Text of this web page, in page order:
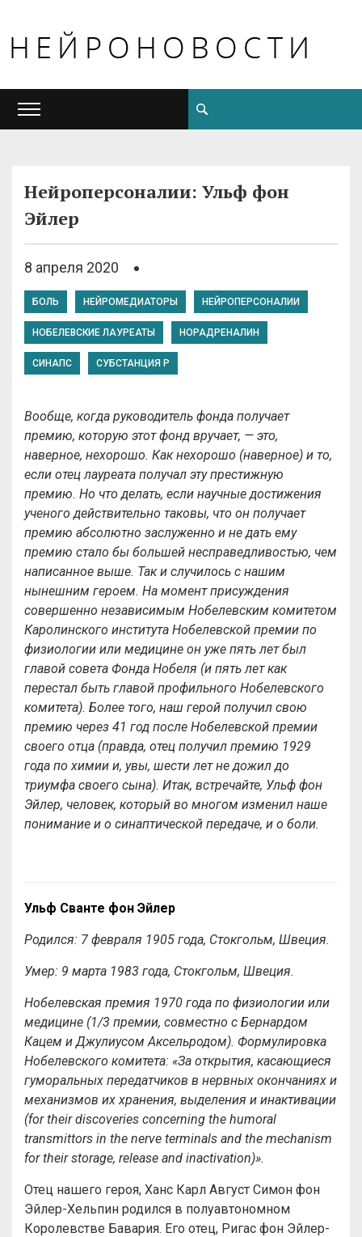
Нейроперсоналии: Ульф фон
Эйлер
8 апреля 2020
БОЛЬ НЕЙРОМЕДИАТОРЫ НЕЙРОПЕРСОНАЛИИ
НОБЕЛЕВСКИЕ ЛАУРЕАТЫ НОРАДРЕНАЛИН
СИНАПС СУБСТАНЦИЯ P
Вообще, когда руководитель фонда получает
премию, которую этот фонд вручает, — это,
наверное, нехорошо. Как нехорошо (наверное) и то,
если отец лауреата получал эту престижную
премию. Но что делать, если научные достижения
ученого действительно таковы, что он получает
премию абсолютно заслуженно и не дать ему
премию стало бы большей несправедливостью, чем
написанное выше. Так и случилось с нашим
нынешним героем. На момент присуждения
совершенно независимым Нобелевским комитетом
Каролинского института Нобелевской премии по
физиологии или медицине он уже пять лет был
главой совета Фонда Нобеля (и пять лет как
перестал быть главой профильного Нобелевского
комитета). Более того, наш герой получил свою
премию через 41 год после Нобелевской премии
своего отца (правда, отец получил премию 1929
года по химии и, увы, шести лет не дожил до
триумфа своего сына). Итак, встречайте, Ульф фон
Эйлер, человек, который во многом изменил наше
понимание и о синаптической передаче, и о боли.
Ульф Сванте фон Эйлер
Родился: 7 февраля 1905 года, Стокгольм, Швеция.
Умер: 9 марта 1983 года, Стокгольм, Швеция.
Нобелевская премия 1970 года по физиологии или
медицине (1/3 премии, совместно с Бернардом
Кацем и Джулиусом Аксельродом). Формулировка
Нобелевского комитета: «За открытия, касающиеся
гуморальных передатчиков в нервных окончаниях и
механизмов их хранения, выделения и инактивации
(for their discoveries concerning the humoral
transmittors in the nerve terminals and the mechanism
for their storage, release and inactivation)».
Отец нашего героя, Ханс Карл Август Симон фон
Эйлер-Хельпин родился в полуавтономном
Королевстве Бавария. Его отец, Ригас фон Эйлер-